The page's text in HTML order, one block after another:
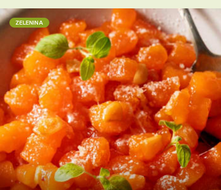
ZELENINA